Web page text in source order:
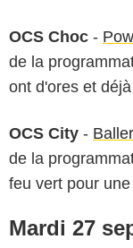
OCS Choc -
de la
ont d'ores et
OCS City -
de la
feu vert pour
Mardi 27